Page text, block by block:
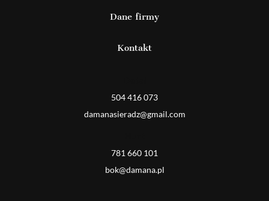
Dane firmy
Kontakt
504 416 073
damanasieradz@gmail.com
781 660 101
bok@damana.pl